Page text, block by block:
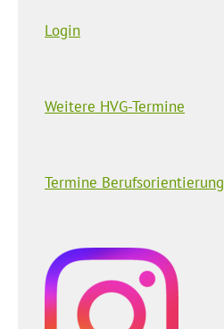
Login
Weitere HVG-Termine
Termine Berufsorientierung